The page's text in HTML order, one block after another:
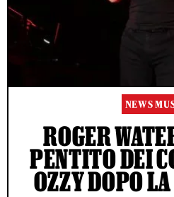
NEWS
ROGER
PENTITO DEI
OZZY DOPO